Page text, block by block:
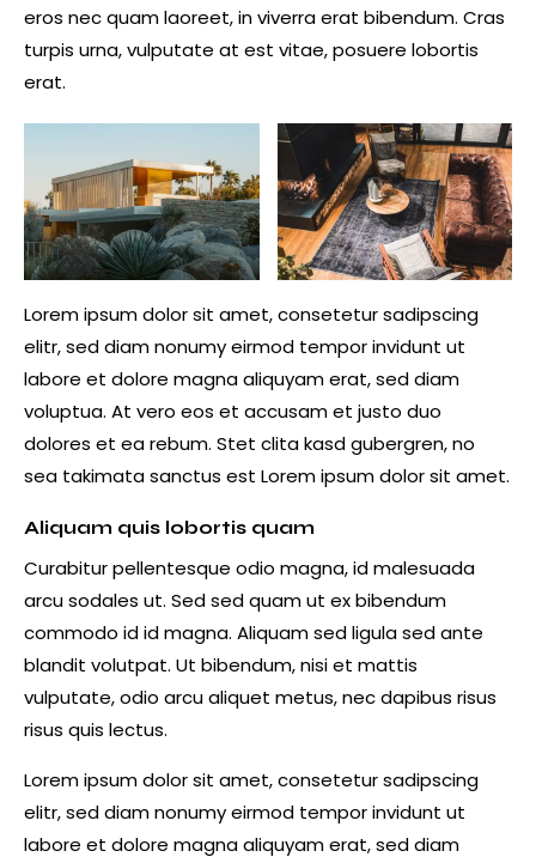
eros nec quam laoreet, in viverra erat bibendum. Cras
turpis urna, vulputate at est vitae, posuere lobortis
erat.
Lorem ipsum dolor sit amet, consetetur sadipscing
elitr, sed diam nonumy eirmod tempor invidunt ut
labore et dolore magna aliquyam erat, sed diam
voluptua. At vero eos et accusam et justo duo
dolores et ea rebum. Stet clita kasd gubergren, no
sea takimata sanctus est Lorem ipsum dolor sit amet.
Aliquam quis lobortis quam
Curabitur pellentesque odio magna, id malesuada
arcu sodales ut. Sed sed quam ut ex bibendum
commodo id id magna. Aliquam sed ligula sed ante
blandit volutpat. Ut bibendum, nisi et mattis
vulputate, odio arcu aliquet metus, nec dapibus risus
risus quis lectus.
Lorem ipsum dolor sit amet, consetetur sadipscing
elitr, sed diam nonumy eirmod tempor invidunt ut
labore et dolore magna aliquyam erat, sed diam